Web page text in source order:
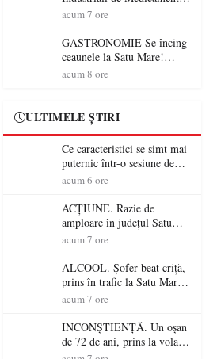
din România (PRIMER):
energie electrică a fabricilor
de medicamente va pune în
pericol accesul pacienților la
medicamente esențiale
acum 7 ore
GASTRONOMIE Se încing
ceaunele la Satu Mare!
Concursul „Veress Ádám”
jurat de renume
acum 8 ore
ULTIMELE ȘTIRI
Ce caracteristici se simt mai
puternic într-o sesiune de
distracție la sloturi online:
RTP?
acum 6 ore
ACȚIUNE. Razie de
amploare în județul Satu
Mare! Polițiștii au dat sute
șoferi fără permis într-o
singură zi
acum 7 ore
ALCOOL. Șofer beat criță,
prins în trafic la Satu Mare!
Alcoolemie uriașă
acum 7 ore
INCONȘTIENȚĂ. Un oșan
de 72 de ani, prins la volan
fără permis! Polițiștii l-au